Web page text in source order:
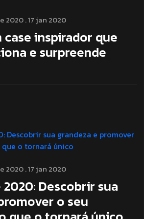
2020. 17 jan 2020
case inspirador que
e surpreende
2020. 17 jan 2020
Descobrir sua
o seu